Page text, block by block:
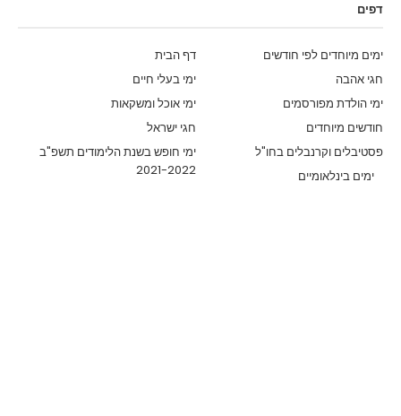
דפים
דף הבית
ימים מיוחדים לפי חודשים
ימי בעלי חיים
חגי אהבה
ימי אוכל ומשקאות
ימי הולדת מפורסמים
חגי ישראל
חודשים מיוחדים
ימי חופש בשנת הלימודים תשפ"ב
2021-2022
פסטיבלים וקרנבלים בחו"ל
ימים בינלאומיים